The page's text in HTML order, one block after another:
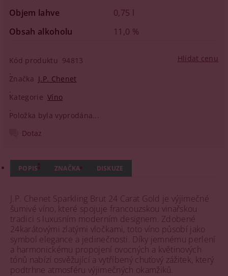
Objem lahve
0,75 l
Obsah alkoholu
11,0 %
Kód produktu 94813
Značka J.P. Chenet
Kategorie Víno
Položka byla vyprodána...
Hlídat cenu
Dotaz
POPIS ZNAČKA DISKUZE
J.P. Chenet Sparkling Brut 24 Carat Gold je výjimečné
šumivé víno, které spojuje francouzskou vinařskou
tradici s luxusním moderním designem. Zdobené
24karátovými zlatými vločkami, toto víno působí jako
symbol elegance a jedinečnosti. Díky jemnému perlení
a harmonickému propojení ovocných a květinových
tónů nabízí osvěžující a vytříbený chuťový zážitek, který
podtrhne atmosféru výjimečných okamžiků.